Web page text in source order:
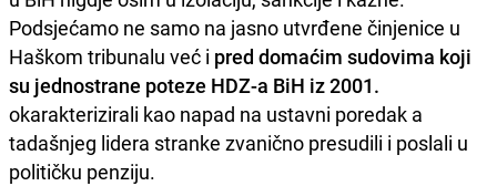
Podsjećamo ne samo na jasno utvrđene činjenice u
Haškom tribunalu već i pred domaćim sudovima koji
su jednostrane poteze HDZ-a BiH iz 2001.
okarakterizirali kao napad na ustavni poredak a
tadašnjeg lidera stranke zvanično presudili i poslali u
političku penziju.